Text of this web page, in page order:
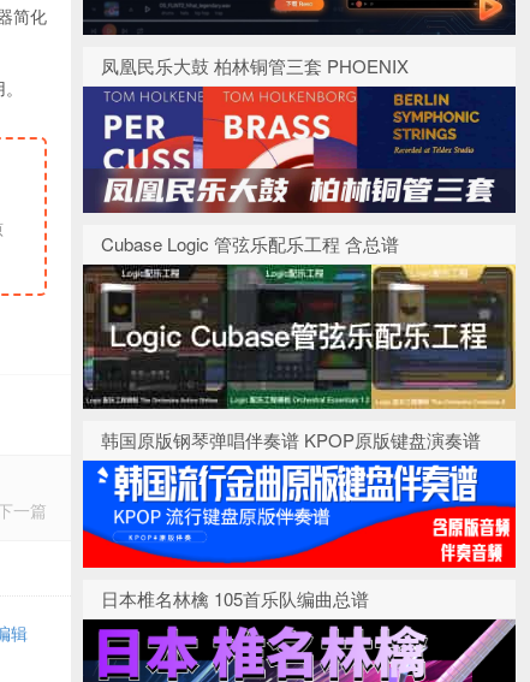
简化
一篇
辑
凤凰民乐大鼓 柏林铜管三套 PHOENIX
Cubase Logic 管弦乐配乐工程 含总谱
韩国原版钢琴弹唱伴奏谱 KPOP原版键盘演奏谱
日本椎名林檎 105首乐队编曲总谱